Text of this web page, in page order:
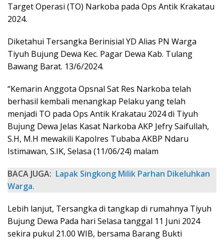
Target Operasi (TO) Narkoba pada Ops Antik Krakatau
2024.
Diketahui Tersangka Berinisial YD Alias PN Warga
Tiyuh Bujung Dewa Kec. Pagar Dewa Kab. Tulang
Bawang Barat. 13/6/2024.
“Kemarin Anggota Opsnal Sat Res Narkoba telah
berhasil kembali menangkap Pelaku yang telah
menjadi TO pada Ops Antik Krakatau 2024 di Tiyuh
Bujung Dewa Jelas Kasat Narkoba AKP Jefry Saifullah,
S.H, M.H mewakili Kapolres Tubaba AKBP Ndaru
Istimawan, S.IK, Selasa (11/06/24) malam
BACA JUGA: Lapak Singkong Milik Parhan Dikeluhkan
Warga.
Lebih lanjut, Tersangka di tangkap di rumahnya Tiyuh
Bujung Dewa Pada hari Selasa tanggal 11 Juni 2024
sekira pukul 21.00 WIB, bersama Barang Bukti